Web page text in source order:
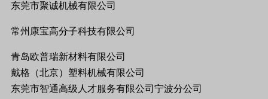
东莞市聚诚机械有限公司
常州康宝高分子科技有限公司
青岛欧普瑞新材料有限公司
戴格（北京）塑料机械有限公司
东莞市智通高级人才服务有限公司宁波分公司